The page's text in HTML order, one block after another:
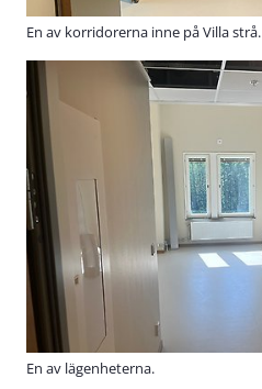
En av korridorerna inne på Villa strå.
En av lägenheterna.